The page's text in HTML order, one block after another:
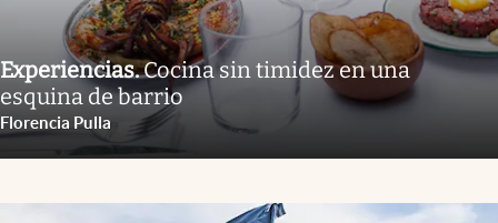
Experiencias.Cocina sin timidez en una
esquina de barrio
Florencia Pulla